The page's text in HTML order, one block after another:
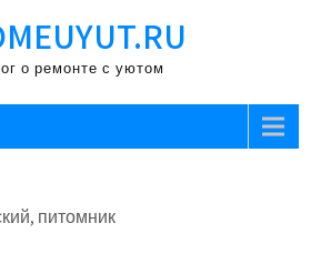
о ремонте с уютом
питомник